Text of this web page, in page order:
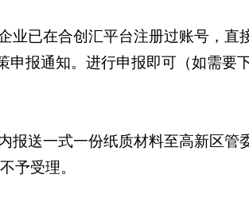
已在合创汇平台注册过账号，
申报通知。进行申报即可（如需
送一式一份纸质材料至高新区管
予受理。